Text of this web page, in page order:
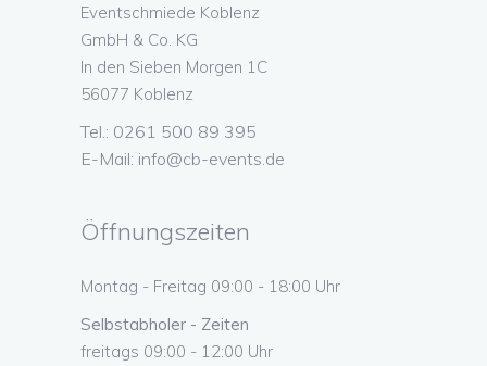
Eventschmiede Koblenz
GmbH & Co. KG
In den Sieben Morgen 1C
56077 Koblenz
Tel.: 0261 500 89 395
E-Mail: info@cb-events.de
Öffnungszeiten
Montag - Freitag 09:00 - 18:00 Uhr
Selbstabholer - Zeiten
freitags 09:00 - 12:00 Uhr